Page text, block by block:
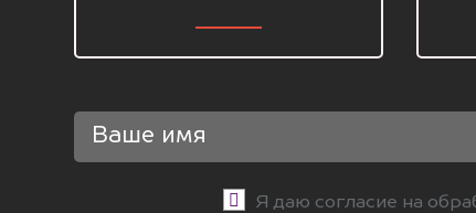
Я даю согласие на